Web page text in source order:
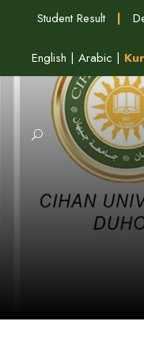
Student Result |
English | Arabic |